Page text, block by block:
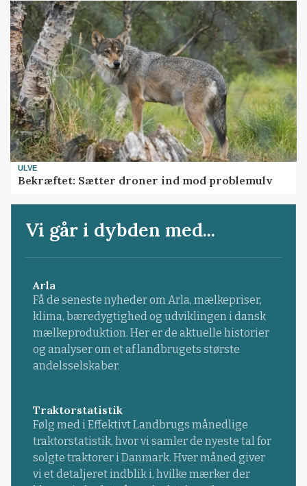
ULVE
Bekræftet: Sætter droner ind mod problemulv
Vi går i dybden med...
Arla
Få de seneste nyheder om Arla, mælkepriser,
klima, bæredygtighed og udviklingen i dansk
mælkeproduktion. Her er de aktuelle historier
og analyser om et af landbrugets største
andelsselskaber.
Traktorstatistik
Følg med i Effektivt Landbrugs månedlige
traktorstatistik, hvor vi samler de nyeste tal for
solgte traktorer i Danmark. Hver måned giver
vi et detaljeret indblik i, hvilke mærker der